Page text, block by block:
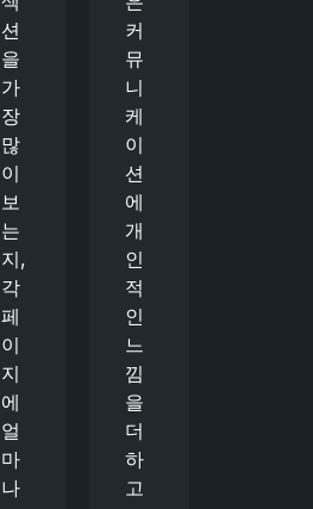
션
을
가
장
많
이
보
는
지,
각
페
이
지
에
얼
마
나
커
뮤
니
케
이
션
에
개
인
적
인
느
낌
을
더
하
고